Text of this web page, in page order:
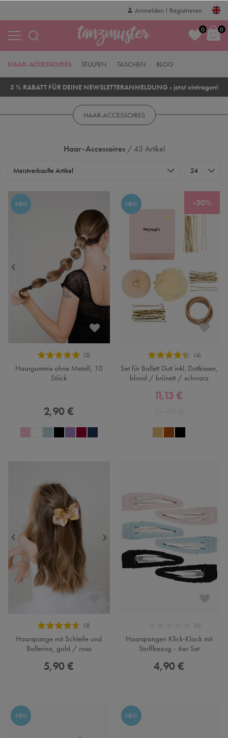
Anmelden Registrieren
0 0
HAAR-ACCESSOIRES STULPEN TASCHEN BLOG
5 % RABATT FÜR DEINE NEWSLETTERANMELDUNG - jetzt eintragen!
HAAR-ACCESSOIRES
Haar-Accessoires/ 43 Artikel
NEU
Haargummis ohne Metall, 10
Stück
2,90 €
-30%
NEU
Set für Ballett Dutt inkl. Duttkissen,
blond / brünett / schwarz
11,13 €
Haarspange mit Schleife und
Ballerina, gold / rosa
5,90 €
Haarspangen Klick-Klack mit
Stoffbezug - 6er Set
4,90 €
NEU NEU